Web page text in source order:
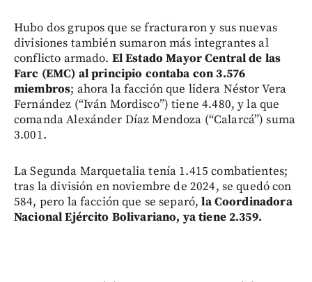
Hubo dos grupos que se fracturaron y sus nuevas
divisiones también sumaron más integrantes al
conflicto armado. El Estado Mayor Central de las
Farc (EMC) al principio contaba con 3.576
miembros; ahora la facción que lidera Néstor Vera
Fernández (“Iván Mordisco”) tiene 4.480, y la que
comanda Alexánder Díaz Mendoza (“Calarcá”) suma
3.001.
La Segunda Marquetalia tenía 1.415 combatientes;
tras la división en noviembre de 2024, se quedó con
584, pero la facción que se separó,la Coordinadora
Nacional Ejército Bolivariano, ya tiene 2.359.